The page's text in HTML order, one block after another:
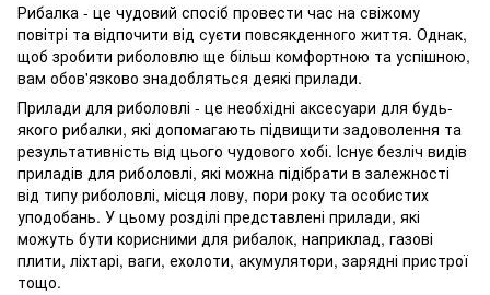
Рибалка - це чудовий спосіб провести час на свіжому
повітрі та відпочити від суєти повсякденного життя. Однак,
щоб зробити риболовлю ще більш комфортною та успішною,
вам обов'язково знадобляться деякі прилади.
Прилади для риболовлі - це необхідні аксесуари для будь-
якого рибалки, які допомагають підвищити задоволення та
результативність від цього чудового хобі. Існує безліч видів
приладів для риболовлі, які можна підібрати в залежності
від типу риболовлі, місця лову, пори року та особистих
уподобань. У цьому розділі представлені прилади, які
можуть бути корисними для рибалок, наприклад, газові
плити, ліхтарі, ваги, ехолоти, акумулятори, зарядні пристрої
тощо.